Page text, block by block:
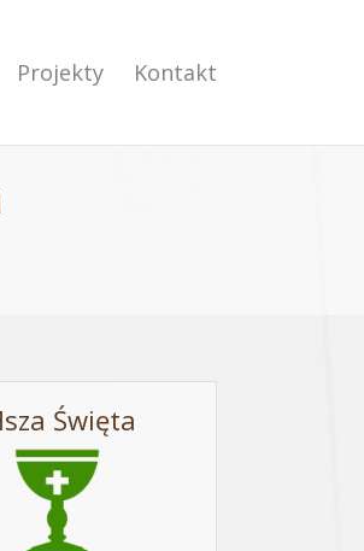
Projekty Kontakt
Święta